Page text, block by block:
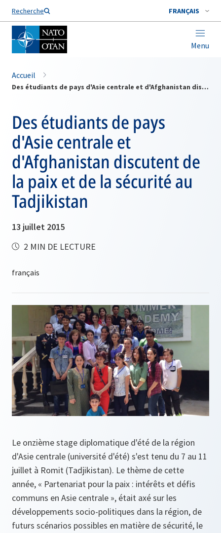
Recherche FRANÇAIS
Menu
Nom de famille*
Accueil
Des étudiants de pays d'Asie centrale et d'Afghanistan discutent de la paix et de la sécurité au Tadjikistan
Des étudiants de pays
d'Asie centrale et
d'Afghanistan discutent de
la paix et de la sécurité au
Tadjikistan
13 juillet 2015
2 MIN DE LECTURE
Le onzième stage diplomatique d'été de la région
d'Asie centrale (université d'été) s'est tenu du 7 au 11
juillet à Romit (Tadjikistan). Le thème de cette
année, « Partenariat pour la paix : intérêts et défis
communs en Asie centrale », était axé sur les
développements socio-politiques dans la région, de
futurs scénarios possibles en matière de sécurité, le